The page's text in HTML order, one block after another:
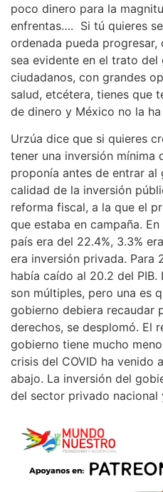
poco dinero para la
enfrentas…. Si tú quieres
ordenada pueda progresar,
sea evidente en el trato del
ciudadanos, con grandes
salud, etcétera, tienes que
de dinero y México no la ha
Urzúa dice que si quieres
tener una inversión mínima
proponía antes de entrar al
calidad de la inversión
reforma fiscal, a la que el
que estaba en campaña.
país era del 22.4%, 3.3%
era inversión privada. Para
había caído al 20.2 del
son múltiples, pero una es
gobierno debiera recaudar
derechos, se desplomó. El
gobierno tiene mucho
crisis del COVID ha venido
abajo. La inversión del
del sector privado nacional